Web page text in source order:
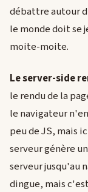
débattre autour
le monde doit se
moite-moite.
Le server-side
le rendu de la
le navigateur
peu de JS, mais
serveur génère
serveur jusqu'au
dingue, mais